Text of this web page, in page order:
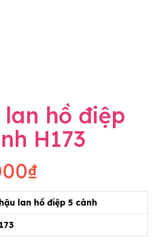
hồ điệp
H173
lan hồ điệp 5 cành